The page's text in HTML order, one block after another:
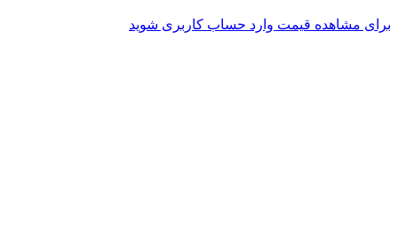
برای مشاهده قیمت وارد حساب کاربری شوید